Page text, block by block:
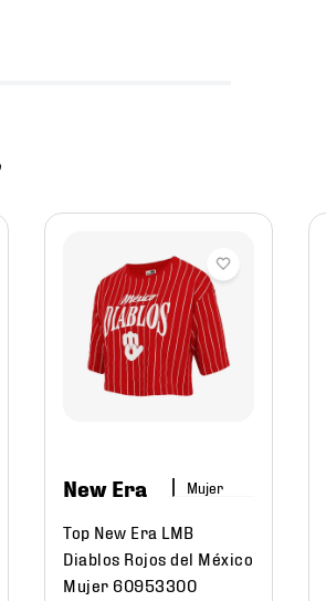
New Era Mujer
Top New Era LMB
Diablos Rojos del México
Mujer 60953300